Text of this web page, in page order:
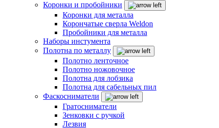
Коронки и пробойники
Коронки для металла
Корончатые сверла Weldon
Пробойники для металла
Наборы инстумента
Полотна по металлу
Полотно ленточное
Полотно ножовочное
Полотна для лобзика
Полотна для сабельных пил
Фаскосниматели
Гратосниматели
Зенковки с ручкой
Лезвия